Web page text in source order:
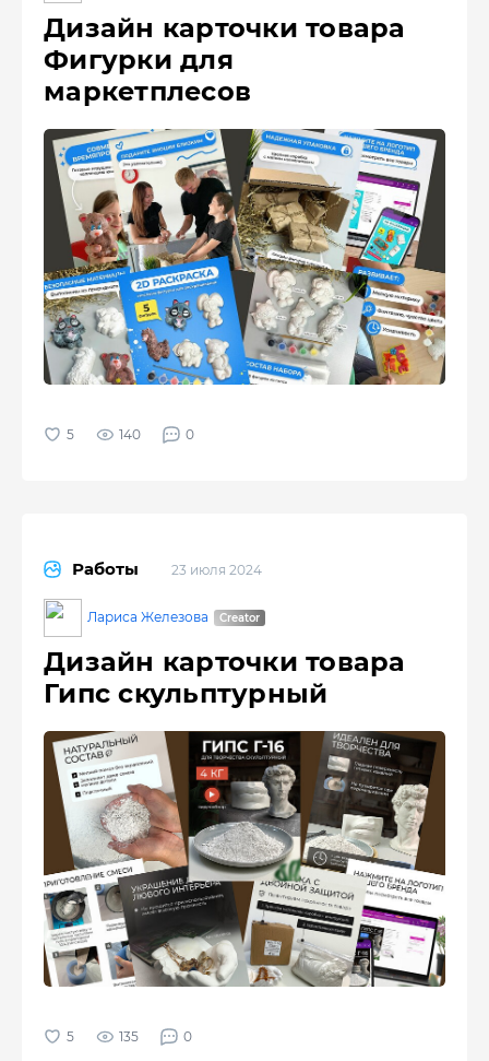
Дизайн карточки товара
Фигурки для
маркетплесов
140 0
Работы 23 июля 2024
Лариса Железова
Дизайн карточки товара
Гипс скульптурный
135 0